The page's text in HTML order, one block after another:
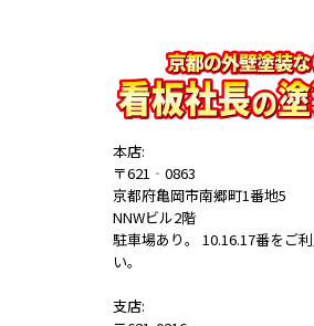
本店:
〒621‐0863
京都府亀岡市南郷町1番地5
NNWビル2階
駐車場あり。 10.16.17番をご
い。
支店: